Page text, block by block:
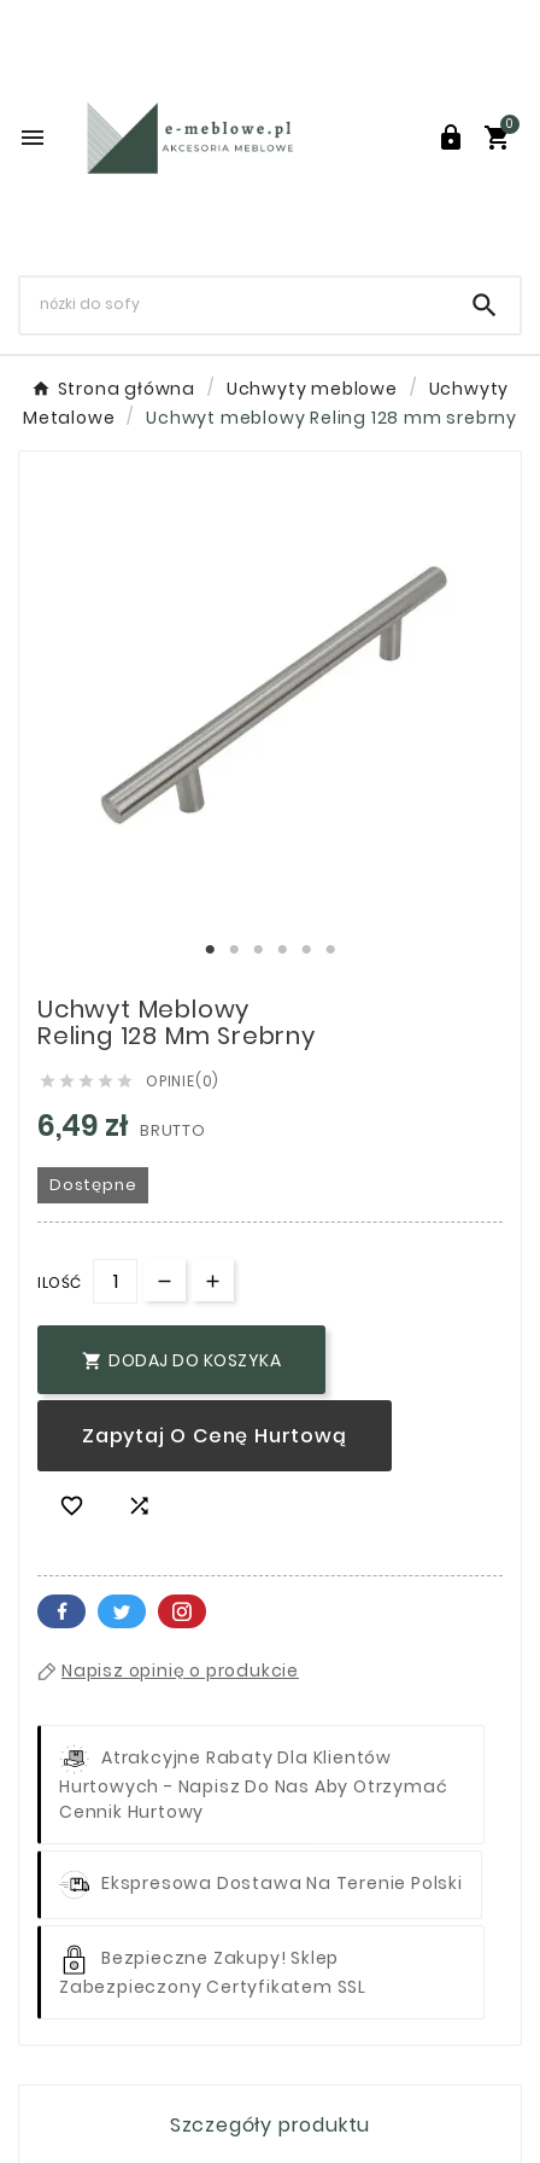
  
0

Strona główna Uchwyty meblowe
Uchwyty
Metalowe
Uchwyt meblowy Reling 128 mm srebrny
Uchwyt Meblowy
Reling 128 Mm Srebrny
     OPINIE(0)
6,49 zł BRUTTO
Dostępne
ILOŚĆ
 DODAJ DO KOSZYKA
Zapytaj O Cenę Hurtową
 
Napisz opinię o produkcie
Atrakcyjne Rabaty Dla Klientów
Hurtowych - Napisz Do Nas Aby Otrzymać
Cennik Hurtowy
Ekspresowa Dostawa Na Terenie Polski
Bezpieczne Zakupy! Sklep
Zabezpieczony Certyfikatem SSL
Szczegóły produktu